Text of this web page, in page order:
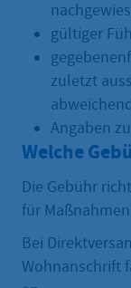
gültiger
zuletzt
Angaben
Welche
Die Gebühr
für
Bei
Wohnanschrift